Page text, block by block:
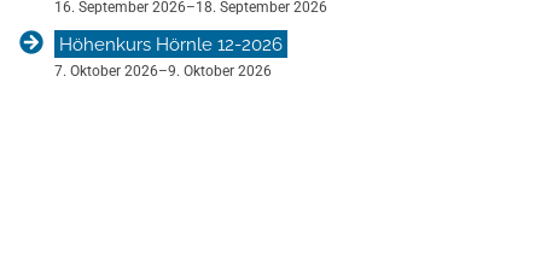
16. September 2026–18. September 2026
Höhenkurs Hörnle 12-2026
7. Oktober 2026–9. Oktober 2026